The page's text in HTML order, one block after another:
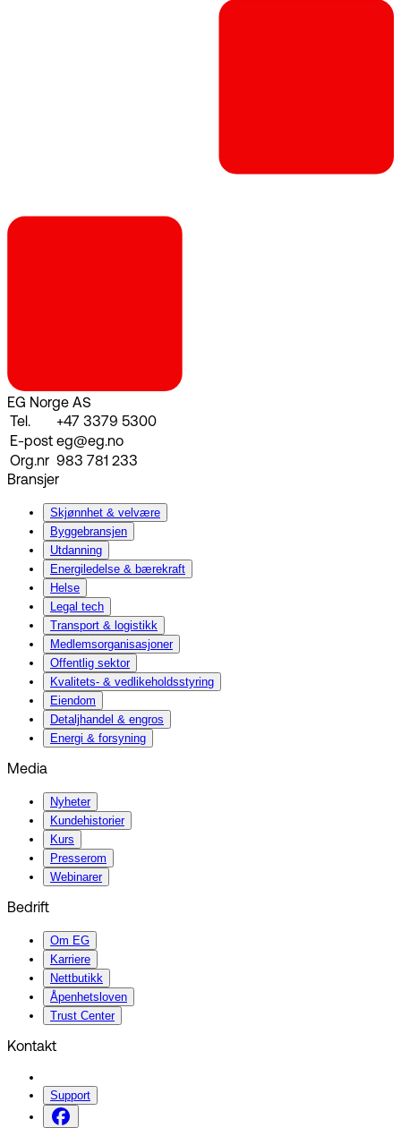
EG Norge AS
Tel.
+47 3379 5300
E-post eg@eg.no
Org.nr 983 781 233
Bransjer
Skjønnhet & velvære
Byggebransjen
Utdanning
Energiledelse & bærekraft
Helse
Legal tech
Transport & logistikk
Medlemsorganisasjoner
Offentlig sektor
Kvalitets- & vedlikeholdsstyring
Eiendom
Detaljhandel & engros
Energi & forsyning
Media
Nyheter
Kundehistorier
Kurs
Presserom
Webinarer
Bedrift
Om EG
Karriere
Nettbutikk
Åpenhetsloven
Trust Center
Kontakt
Support